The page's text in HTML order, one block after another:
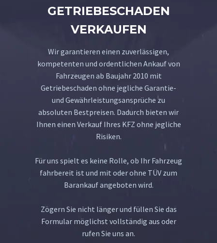
GETRIEBESCHADEN
VERKAUFEN
Wir garantieren einen zuverlässigen,
kompetenten und ordentlichen Ankauf von
Fahrzeugen ab Baujahr 2010 mit
Getriebeschaden ohne jegliche Garantie-
und Gewährleistungsansprüche zu
absoluten Bestpreisen. Dadurch bieten wir
Ihnen einen Verkauf Ihres KFZ ohne jegliche
Risiken.
Für uns spielt es keine Rolle, ob Ihr Fahrzeug
fahrbereit ist und mit oder ohne TÜV zum
Barankauf angeboten wird.
Zögern Sie nicht länger und füllen Sie das
Formular möglichst vollständig aus oder
rufen Sie uns an.